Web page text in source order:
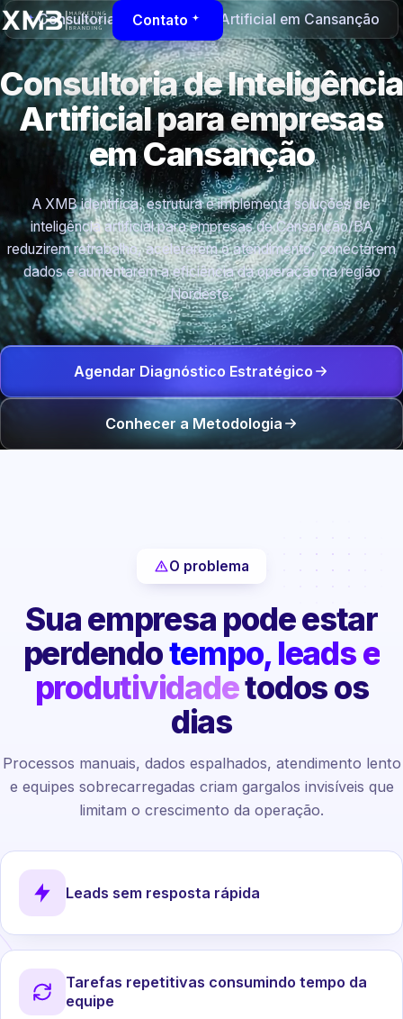
Contato
Consultoria de Inteligência Artificial em Cansanção
Consultoria de Inteligência
Artificial para empresas
em Cansanção
A XMB identifica, estrutura e implementa soluções de
inteligência artificial para empresas de Cansanção/BA
reduzirem retrabalho, acelerarem o atendimento, conectarem
dados e aumentarem a eficiência da operação na região
Nordeste.
Agendar Diagnóstico Estratégico
Conhecer a Metodologia
O problema
Sua empresa pode estar
perdendotempo, leads e
produtividadetodos os
dias
Processos manuais, dados espalhados, atendimento lento
e equipes sobrecarregadas criam gargalos invisíveis que
limitam o crescimento da operação.
Leads sem resposta rápida
Tarefas repetitivas consumindo tempo da
equipe